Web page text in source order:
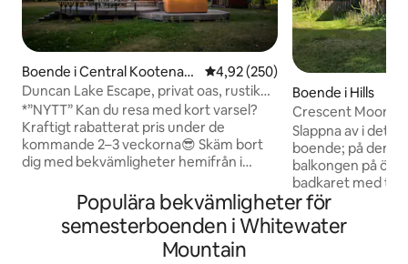
Boende i Central Kootenay
D
4,92 av 5 i genomsnittligt
4,92 (250)
Duncan Lake Escape, privat oas, rustik
lyx!
*”NYTT” Kan du resa med kort varsel?
Kraftigt rabatterat pris under de
kommande 2–3 veckorna😎 Skäm bort
dig med bekvämligheter hemifrån i
bergsutsikt! Vackert utformad stuga
med specialtillverkade träsniderier,
gourmetkök med högkvalitativa kokkärl
och avancerade vitvaror – alla de mysiga
Boende i Hills
Crescent Moon
Slappna av i detta
boende; på den
balkongen på
badkaret med tassar. Vår stuga
på 1930-talet. Vi
det så att det
fridfullt med
Populära bekvämligheter för
semesterboenden i Whitewater
Mountain